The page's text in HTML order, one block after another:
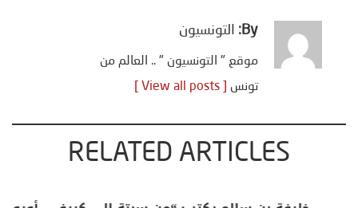
By: التونسيون
موقع " التونسيون " .. العالم من
تونس
RELATED ARTICLES